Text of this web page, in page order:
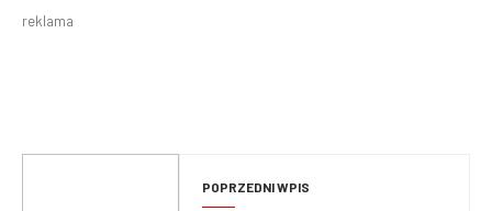
reklama
POPRZEDNI WPIS